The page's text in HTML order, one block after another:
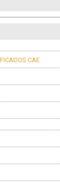
CAE